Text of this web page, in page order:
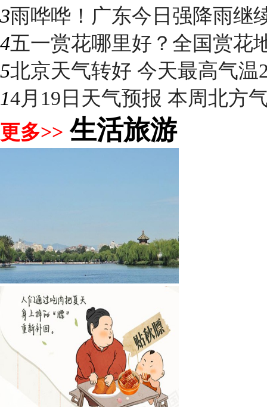
3雨哗哗！广东今日强降雨继
4五一赏花哪里好？全国赏花
5北京天气转好 今天最高气
14月19日天气预报 本周北方
更多>> 生活旅游